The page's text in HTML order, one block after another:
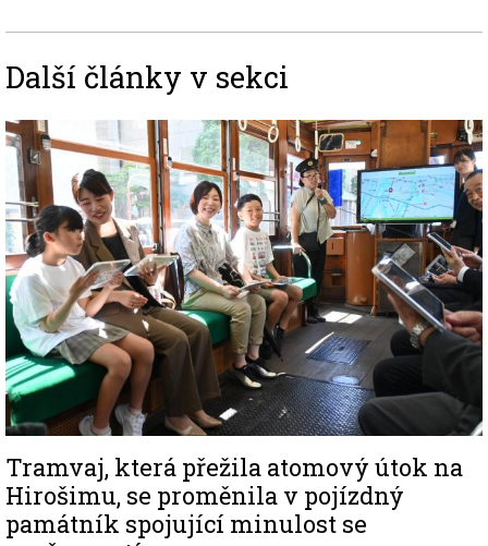
Další články v sekci
Image
Tramvaj, která přežila atomový útok na
Hirošimu, se proměnila v pojízdný
památník spojující minulost se